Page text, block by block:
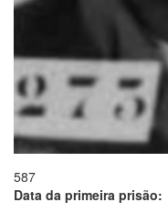
587
Data da primeira prisão